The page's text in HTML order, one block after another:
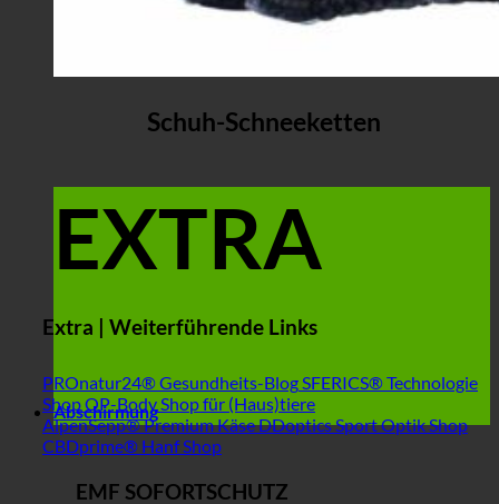
Schuh-Schneeketten
EXTRA
Extra | Weiterführende Links
PROnatur24® Gesundheits-Blog SFERICS® Technologie
ShopOP-Body Shop für (Haus)tiere
AlpenSepp® Premium KäseDDoptics Sport Optik Shop
CBDprime® Hanf Shop
Abschirmung
EMF SOFORTSCHUTZ